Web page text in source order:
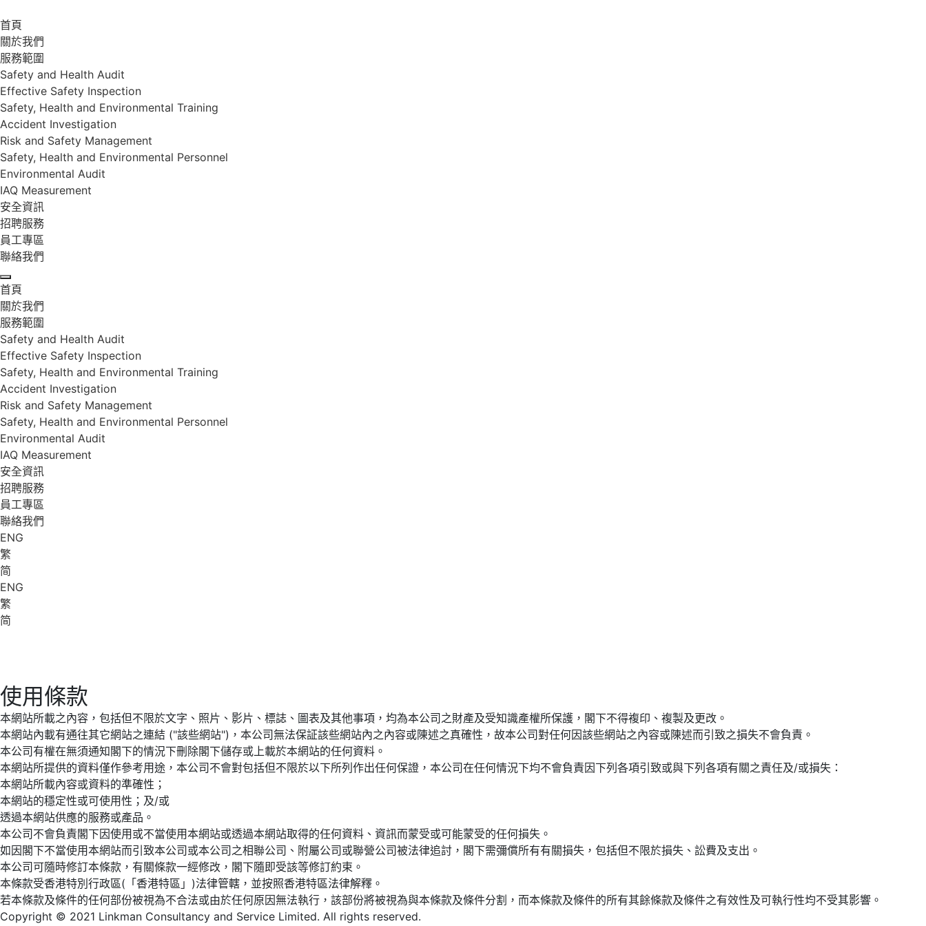
首頁
關於我們
服務範圍
Safety and Health Audit
Effective Safety Inspection
Safety, Health and Environmental Training
Accident Investigation
Risk and Safety Management
Safety, Health and Environmental Personnel
Environmental Audit
IAQ Measurement
安全資訊
招聘服務
員工專區
聯絡我們
首頁
關於我們
服務範圍
Safety and Health Audit
Effective Safety Inspection
Safety, Health and Environmental Training
Accident Investigation
Risk and Safety Management
Safety, Health and Environmental Personnel
Environmental Audit
IAQ Measurement
安全資訊
招聘服務
員工專區
聯絡我們
ENG
繁
简
ENG
繁
简
使用條款
本網站所載之內容，包括但不限於文字、照片、影片、標誌、圖表及其他事項，均為本公司之財產及受知識產權所保護，閣下不得複印、複製及更改。
本網站內載有通往其它網站之連結 ("該些網站")，本公司無法保証該些網站內之內容或陳述之真確性，故本公司對任何因該些網站之內容或陳述而引致之損失不會負責。
本公司有權在無須通知閣下的情況下刪除閣下儲存或上載於本網站的任何資料。
本網站所提供的資料僅作參考用途，本公司不會對包括但不限於以下所列作出任何保證，本公司在任何情況下均不會負責因下列各項引致或與下列各項有關之責任及/或損失：
本網站所載內容或資料的準確性；
本網站的穩定性或可使用性；及/或
透過本網站供應的服務或產品。
本公司不會負責閣下因使用或不當使用本網站或透過本網站取得的任何資料、資訊而蒙受或可能蒙受的任何損失。
如因閣下不當使用本網站而引致本公司或本公司之相聯公司、附屬公司或聯營公司被法律追討，閣下需彌償所有有關損失，包括但不限於損失、訟費及支出。
本公司可隨時修訂本條款，有關條款一經修改，閣下隨即受該等修訂約束。
本條款受香港特別行政區(「香港特區」)法律管轄，並按照香港特區法律解釋。
若本條款及條件的任何部份被視為不合法或由於任何原因無法執行，該部份將被視為與本條款及條件分割，而本條款及條件的所有其餘條款及條件之有效性及可執行性均不受其影響。
Copyright © 2021 Linkman Consultancy and Service Limited. All rights reserved.